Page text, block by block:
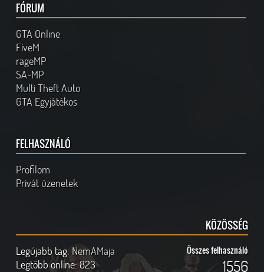
FÓRUM
GTA Online
FiveM
rageMP
SA-MP
Multi Theft Auto
GTA Egyjátékos
FELHASZNÁLÓ
Profilom
Privát üzenetek
KÖZÖSSÉG
Legújabb tag:NemAMaja
Legtöbb online:823
Összes felhasználó
1556